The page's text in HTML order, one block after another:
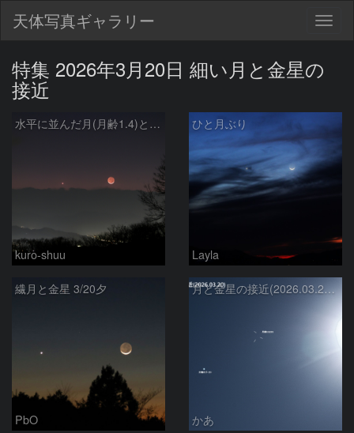
天体写真ギャラリー
特集 2026年3月20日 細い月と金星の
接近
水平に並んだ月(月齢1.4)と金星(光度-3.9等) (2026/03/20)
kuro-shuu
ひと月ぶり
Layla
繊月と金星 3/20夕
PbO
月と金星の接近(2026.03.20)・修正版
かあ